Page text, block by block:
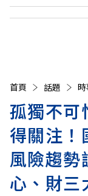
首頁 話題 時
孤獨不可
得關注！
風險趨勢
心、財三